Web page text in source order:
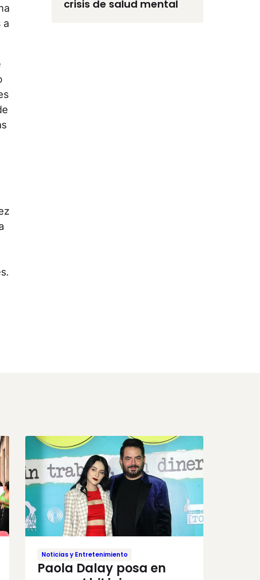
a
crisis de salud mental
Noticias y Entretenimiento
Paola Dalay posa en